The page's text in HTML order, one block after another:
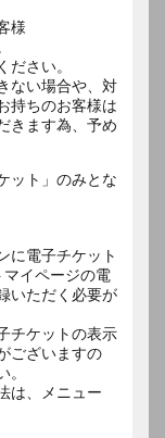
様
さい。
ない場合や、対
持ちのお客様は
きます為、予め
ット」のみとな
に電子チケット
マイページの電
いただく必要が
チケットの表示
ございますの
は、メニュー